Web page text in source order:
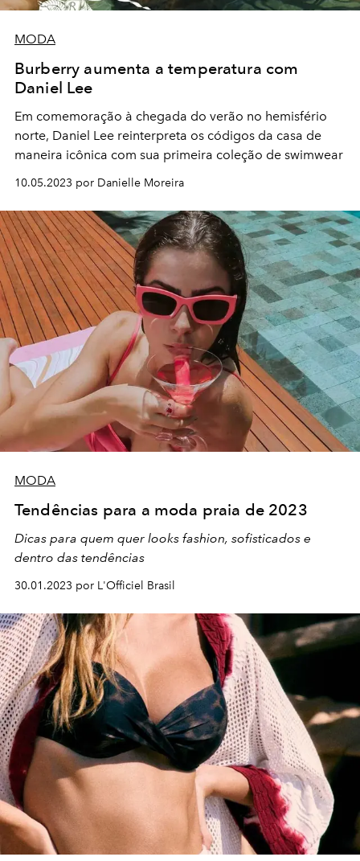
MODA
Burberry aumenta a temperatura com
Daniel Lee
Em comemoração à chegada do verão no hemisfério
norte, Daniel Lee reinterpreta os códigos da casa de
maneira icônica com sua primeira coleção de swimwear
10.05.2023 por Danielle Moreira
MODA
Tendências para a moda praia de 2023
Dicas para quem quer looks fashion, sofisticados e
dentro das tendências
30.01.2023 por L'Officiel Brasil